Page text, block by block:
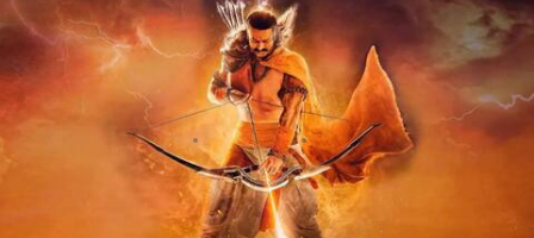
ఆదిపురుష్ ట్రైలర్ కోసం స్పెషల్
స్క్రీనింగ్స్, తెలుగు రాష్ట్రాల్లో ప్రభాస్
అభిమానులకు ప్రత్యేకం
Sriram Pranateja May 04, 2023 04:20 pm